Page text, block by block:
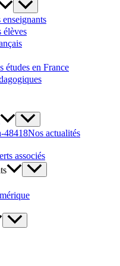
élèves
études en France
Nos actualités
associés